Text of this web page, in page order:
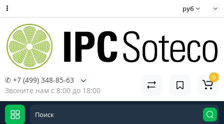
руб
✆ +7 (499) 348-85-63
Звоните нам с 8:00 до 18:00
0